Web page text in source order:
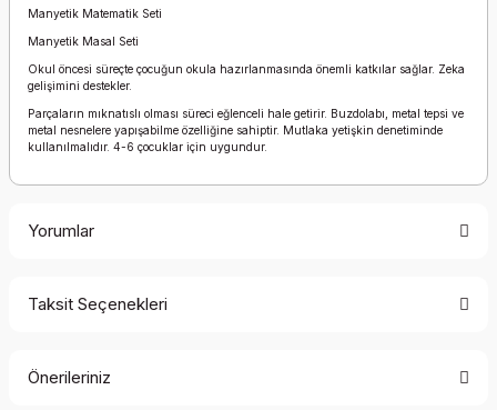
Manyetik Matematik Seti
Manyetik Masal Seti
Okul öncesi süreçte çocuğun okula hazırlanmasında önemli katkılar sağlar. Zeka
gelişimini destekler.
Parçaların mıknatıslı olması süreci eğlenceli hale getirir. Buzdolabı, metal tepsi ve
metal nesnelere yapışabilme özelliğine sahiptir. Mutlaka yetişkin denetiminde
kullanılmalıdır. 4-6 çocuklar için uygundur.
Yorumlar
Taksit Seçenekleri
Önerileriniz